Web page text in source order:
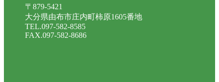
〒879-5421
大分県由布市庄内町柿原1605番地
TEL.097-582-8585
FAX.097-582-8686